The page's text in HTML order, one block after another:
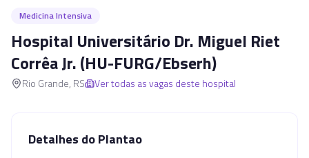
Medicina Intensiva
Hospital Universitário Dr. Miguel Riet
Corrêa Jr. (HU-FURG/Ebserh)
Rio Grande, RS Ver todas as vagas deste hospital
Detalhes do Plantao